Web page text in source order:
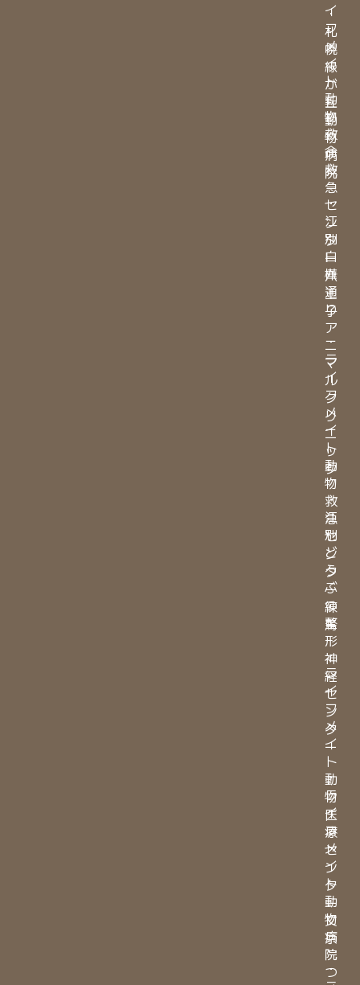
・
札
幌
緑
が
丘
動
物
病
院
・
江
別
白
樺
通
り
ア
ニ
マ
ル
ク
リ
ニ
ッ
ク
・
江
別
ど
う
ぶ
つ
整
形
神
経
セ
ン
タ
ー
・
ラ
イ
フ
メ
イ
ト
動
物
病
院
つ
イ
フ
メ
イ
ト
動
物
救
命
救
急
セ
ン
タ
ー
八
王
子
・
ラ
イ
フ
メ
イ
ト
動
物
救
急
セ
ン
タ
ー
練
馬
・
ラ
イ
フ
メ
イ
ト
動
物
医
療
セ
ン
タ
ー
文
京
・